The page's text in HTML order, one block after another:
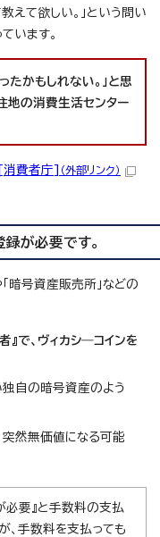
えて欲しい。」という問い
います。
たかもしれない。」と思
地の消費生活センター
費者庁] （外部リンク）
録が必要です。
暗号資産販売所」などの
で、ヴィカシ―コインを
独自の暗号資産のよう
然無価値になる可能
必要』と手数料の支払
、手数料を支払っても